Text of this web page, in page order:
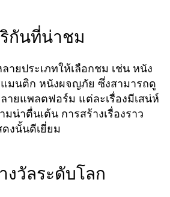
กันที่น่าชม
ายประเภทให้เลือกชม เช่น หนัง
แมนติก หนังผจญภัย ซึ่งสามารถดู
ายแพลตฟอร์ม แต่ละเรื่องมีเสน่ห์
น่าตื่นเต้น การสร้างเรื่องราว
งนั้นดีเยี่ยม
งวัลระดับโลก